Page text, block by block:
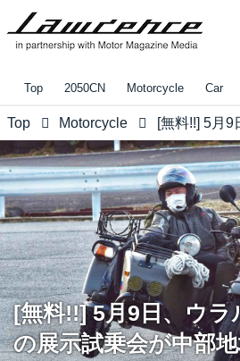
Top 2050CN Motorcycle Car
Top Motorcycle
[無料!!] 5月9日、ウラ
の展示試乗会が中部